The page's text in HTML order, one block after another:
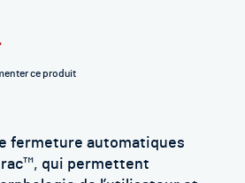
ce produit
fermeture automatiques
qui permettent